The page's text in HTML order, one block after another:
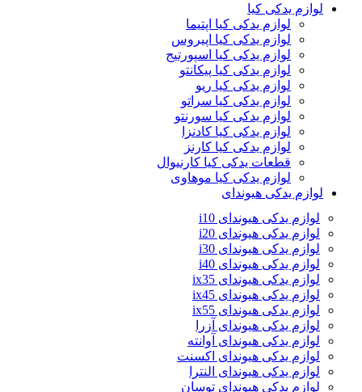
لوازم یدکی کیا
لوازم یدکی کیا اپتیما
لوازم یدکی کیا اپیروس
لوازم یدکی کیا اسپورتیج
لوازم یدکی کیا پیکانتو
لوازم یدکی کیا ریو
لوازم یدکی کیا سراتو
لوازم یدکی کیا سورنتو
لوازم یدکی کیا کادنزا
لوازم یدکی کیا کارنز
قطعات یدکی کیا کارنیوال
لوازم یدکی کیا موهاوی
لوازم یدکی هیوندای
لوازم یدکی هیوندای i10
لوازم یدکی هیوندای i20
لوازم یدکی هیوندای i30
لوازم یدکی هیوندای i40
لوازم یدکی هیوندای ix35
لوازم یدکی هیوندای ix45
لوازم یدکی هیوندای ix55
لوازم یدکی هیوندای آزرا
لوازم یدکی هیوندای آوانته
لوازم یدکی هیوندای اکسنت
لوازم یدکی هیوندای النترا
لوازم یدکی هیوندای توسان